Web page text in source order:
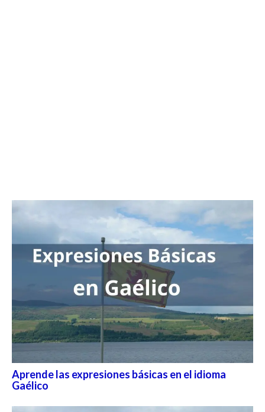
Aprende las expresiones básicas en el idioma
Gaélico